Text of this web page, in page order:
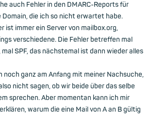
auch Fehler in den DMARC-Reports für
Domain, die ich so nicht erwartet habe.
ist immer ein Server von mailbox.org,
verschiedene. Die Fehler betreffen mal
mal SPF, das nächstemal ist dann wieder alles
noch ganz am Anfang mit meiner Nachsuche,
nicht sagen, ob wir beide über das selbe
sprechen. Aber momentan kann ich mir
warum die eine Mail von A an B gültig